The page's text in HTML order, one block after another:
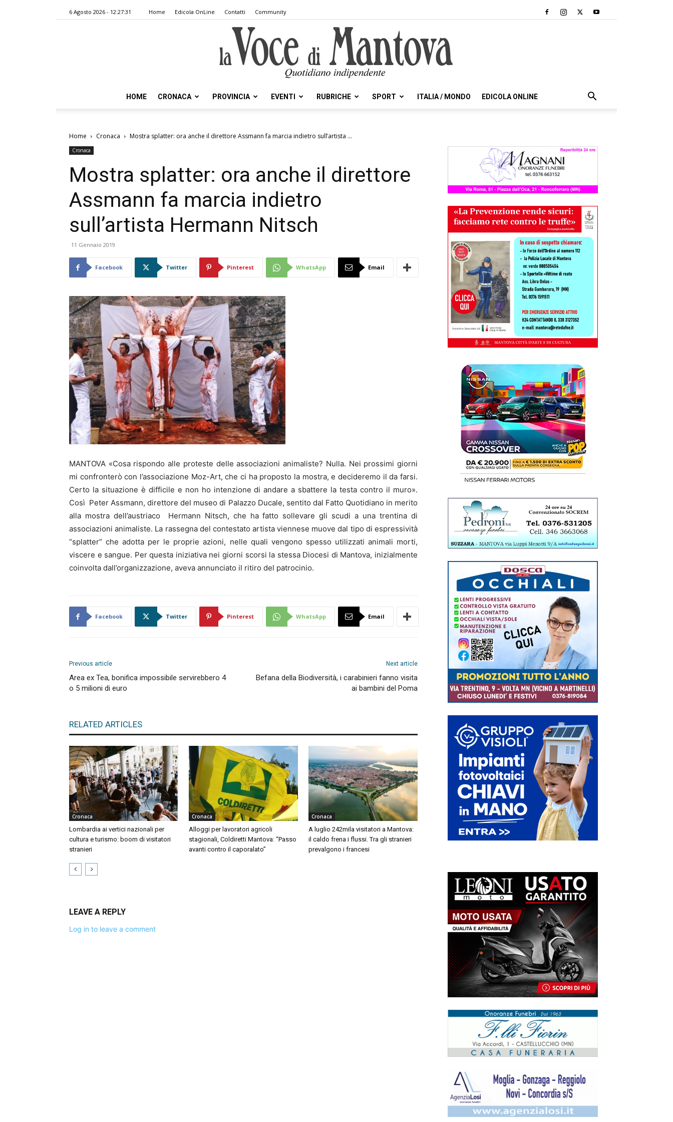
6 Agosto 2026 - 12:27:31 Home Edicola OnLine Contatti Community
Voce
HOME CRONACA PROVINCIA EVENTI RUBRICHE SPORT ITALIA / MONDO EDICOLA ONLINE
Home Cronaca Mostra splatter: ora anche il direttore Assmann fa marcia indietro sull’artista ...
Cronaca
Mostra splatter: ora anche il direttore
Assmann fa marcia indietro
sull’artista Hermann Nitsch
11 Gennaio 2019
Facebook Twitter Pinterest WhatsApp Email
MANTOVA «Cosa rispondo alle proteste delle associazioni animaliste? Nulla. Nei prossimi giorni
mi confronterò con l’associazione Moz-Art, che ci ha proposto la mostra, e decideremo il da farsi.
Certo la situazione è difficile e non ho intenzione di andare a sbattere la testa contro il muro».
Così Peter Assmann, direttore del museo di Palazzo Ducale, sentito dal Fatto Quotidiano in merito
alla mostra dell’austriaco Hermann Nitsch, che ha fatto sollevare gli scudi a una trentina di
associazioni animaliste. La rassegna del contestato artista viennese muove dal tipo di espressività
“splatter” che adotta per le proprie azioni, nelle quali vengono spesso utilizzati animali morti,
viscere e sangue. Per questa iniziativa nei giorni scorsi la stessa Diocesi di Mantova, inizialmente
coinvolta dall’organizzazione, aveva annunciato il ritiro del patrocinio.
Facebook Twitter Pinterest WhatsApp Email
Previous article
Area ex Tea, bonifica impossibile servirebbero 4
o 5 milioni di euro
Next article
Befana della Biodiversità, i carabinieri fanno visita
ai bambini del Poma
RELATED ARTICLES
Cronaca
Lombardia ai vertici nazionali per
cultura e turismo: boom di visitatori
stranieri
Cronaca
Alloggi per lavoratori agricoli
stagionali, Coldiretti Mantova: “Passo
avanti contro il caporalato”
Cronaca
A luglio 242mila visitatori a Mantova:
il caldo frena i flussi. Tra gli stranieri
prevalgono i francesi
LEAVE A REPLY
Log in to leave a comment